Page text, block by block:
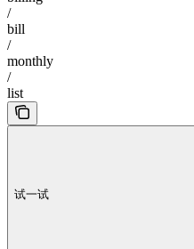
/
bill
/
monthly
/
list
试一试